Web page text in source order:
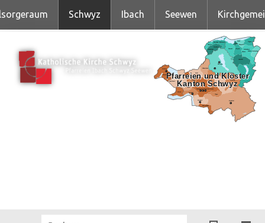
Schwyz Ibach Seewen